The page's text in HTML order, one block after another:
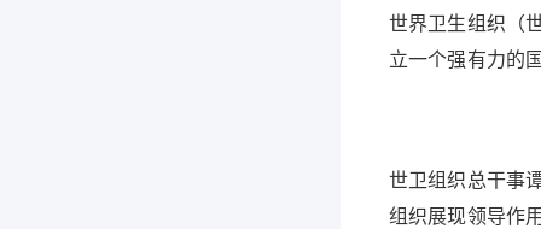
世界卫生组织（
立一个强有力的
世卫组织总干事
组织展现领导作